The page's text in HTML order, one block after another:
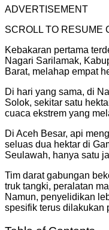
ADVERTISEMENT
SCROLL TO RESUME
Kebakaran pertama
Nagari Sarilamak,
Barat, melahap empat
Di hari yang sama, di
Solok, sekitar satu
cuaca ekstrem yang
Di Aceh Besar, api
seluas dua hektar di
Seulawah, hanya satu
Tim darat gabungan
truk tangki, peralatan
Namun, penyelidikan
spesifik terus dilakukan